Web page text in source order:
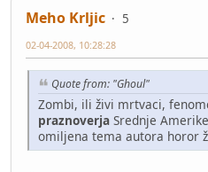
Meho Krljic
5
02-04-2008, 10:28:28
Quote from: "Ghoul"
Zombi, ili živi mrtvaci,
praznoverja Srednje
omiljena tema autora horor